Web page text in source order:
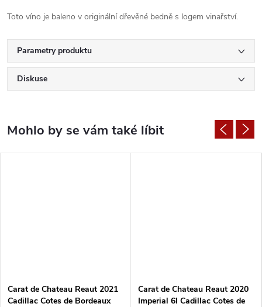
Toto víno je baleno v originální dřevěné bedně s logem vinařství.
Parametry produktu
Diskuse
Carat de Chateau Reaut 2021
Cadillac Cotes de Bordeaux
Carat de Chateau Reaut 2020
Imperial 6l Cadillac Cotes de